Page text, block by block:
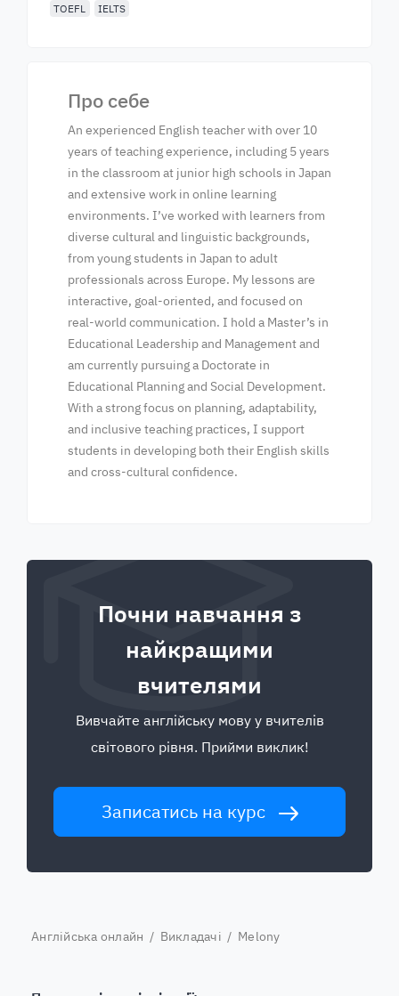
TOEFL IELTS
Про себе
An experienced English teacher with over 10
years of teaching experience, including 5 years
in the classroom at junior high schools in Japan
and extensive work in online learning
environments. I’ve worked with learners from
diverse cultural and linguistic backgrounds,
from young students in Japan to adult
professionals across Europe. My lessons are
interactive, goal-oriented, and focused on
real-world communication. I hold a Master’s in
Educational Leadership and Management and
am currently pursuing a Doctorate in
Educational Planning and Social Development.
With a strong focus on planning, adaptability,
and inclusive teaching practices, I support
students in developing both their English skills
and cross-cultural confidence.
Почни навчання з
найкращими
вчителями
Вивчайте англійську мову у вчителів
світового рівня. Прийми виклик!
Записатись на курс
Англійська онлайн / Викладачі / Melony